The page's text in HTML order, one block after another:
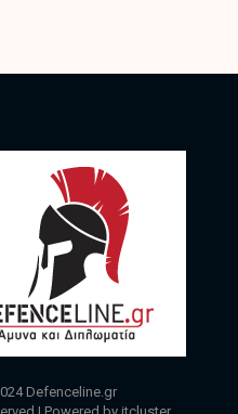
Defenceline.gr